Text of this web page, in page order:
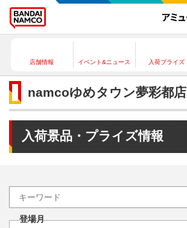
店舗情報 イベント&ニュース 入荷プライズ
namcoゆめタウン夢彩都店
入荷景品・プライズ情報
登場月